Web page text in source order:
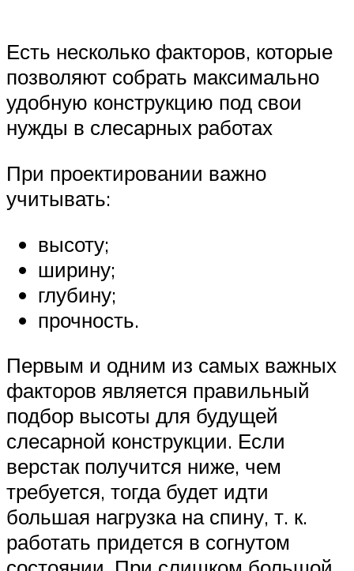
Есть несколько факторов, которые
позволяют собрать максимально
удобную конструкцию под свои
нужды в слесарных работах
При проектировании важно
учитывать:
высоту;
ширину;
глубину;
прочность.
Первым и одним из самых важных
факторов является правильный
подбор высоты для будущей
слесарной конструкции. Если
верстак получится ниже, чем
требуется, тогда будет идти
большая нагрузка на спину, т. к.
работать придется в согнутом